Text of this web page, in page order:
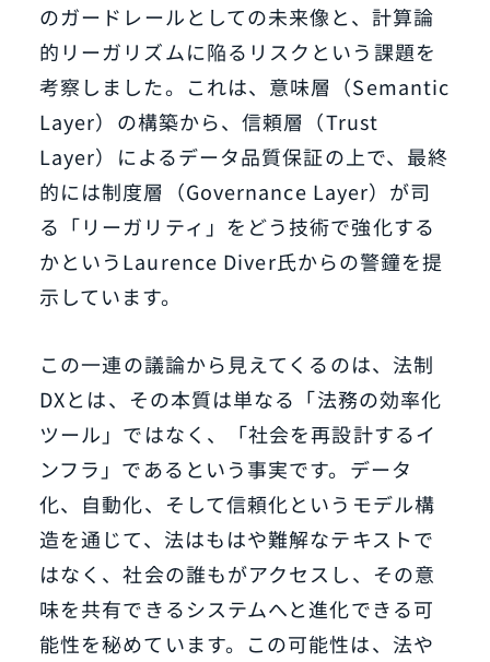
のガードレールとしての未来像と、計算論
的リーガリズムに陥るリスクという課題を
考察しました。これは、意味層（Semantic
Layer）の構築から、信頼層（Trust
Layer）によるデータ品質保証の上で、最終
的には制度層（Governance Layer）が司
る「リーガリティ」をどう技術で強化する
かというLaurence Diver氏からの警鐘を提
示しています。
この一連の議論から見えてくるのは、法制
DXとは、その本質は単なる「法務の効率化
ツール」ではなく、「社会を再設計するイ
ンフラ」であるという事実です。データ
化、自動化、そして信頼化というモデル構
造を通じて、法はもはや難解なテキストで
はなく、社会の誰もがアクセスし、その意
味を共有できるシステムへと進化できる可
能性を秘めています。この可能性は、法や